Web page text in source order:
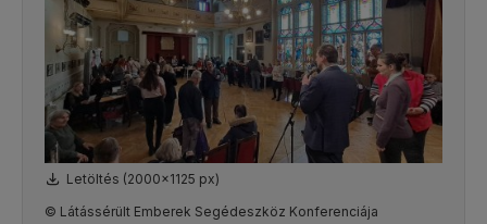
Letöltés (2000x1125 px)
© Látássérült Emberek Segédeszköz Konferenciája